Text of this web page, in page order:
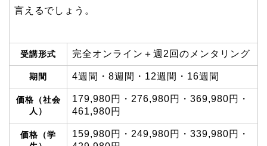
言えるでしょう。
受講形式 完全オンライン＋週2回のメンタリング
期間 4週間・8週間・12週間・16週間
価格（社会
人）
179,980円・276,980円・369,980円・
461,980円
価格（学
159,980円・249,980円・339,980円・